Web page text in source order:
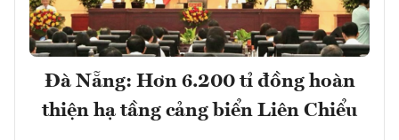
Đà Nẵng: Hơn 6.200 tỉ đồng hoàn
thiện hạ tầng cảng biển Liên Chiểu